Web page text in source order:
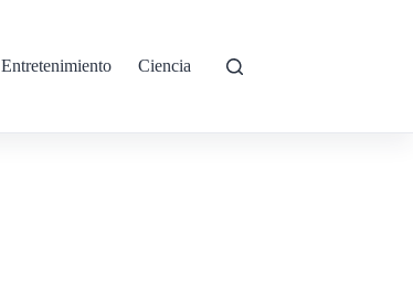
Entretenimiento Ciencia